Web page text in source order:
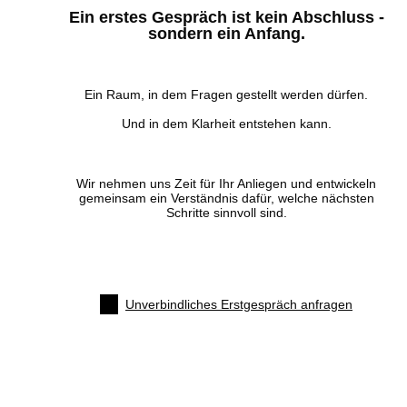
Ein erstes Gespräch ist kein Abschluss -
sondern ein Anfang.
Ein Raum, in dem Fragen gestellt werden dürfen.
Und in dem Klarheit entstehen kann.
Wir nehmen uns Zeit für Ihr Anliegen und entwickeln
gemeinsam ein Verständnis dafür, welche nächsten
Schritte sinnvoll sind.
Unverbindliches Erstgespräch anfragen